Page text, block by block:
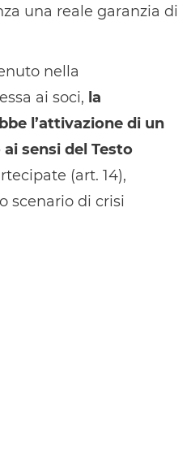
una reale garanzia di
nella
ai soci, la
l’attivazione di un
sensi del Testo
(art. 14),
scenario di crisi